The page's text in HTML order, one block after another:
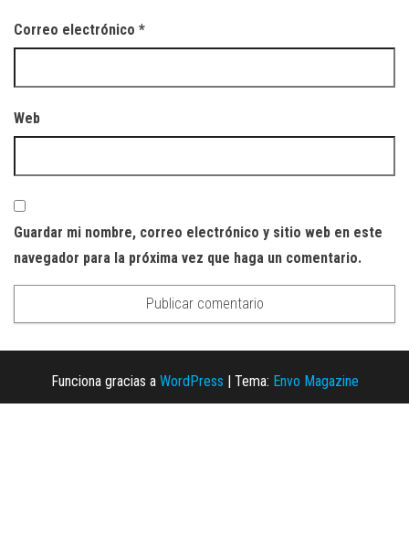
Correo electrónico *
Web
Guardar mi nombre, correo electrónico y sitio web en este
navegador para la próxima vez que haga un comentario.
Funciona gracias a WordPress Tema: Envo Magazine